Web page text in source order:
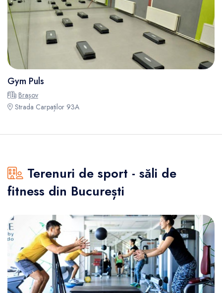
Gym Puls
Brașov
Strada Carpaților 93A
Terenuri de sport - săli de
fitness din București